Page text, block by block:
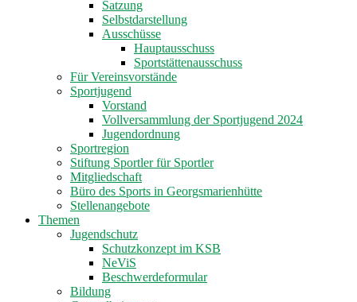
Satzung
Selbstdarstellung
Ausschüsse
Hauptausschuss
Sportstättenausschuss
Für Vereinsvorstände
Sportjugend
Vorstand
Vollversammlung der Sportjugend 2024
Jugendordnung
Sportregion
Stiftung Sportler für Sportler
Mitgliedschaft
Büro des Sports in Georgsmarienhütte
Stellenangebote
Themen
Jugendschutz
Schutzkonzept im KSB
NeViS
Beschwerdeformular
Bildung